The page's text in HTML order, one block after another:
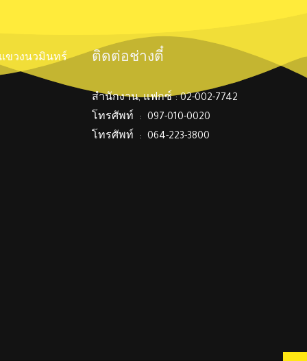
แขวงนวมินทร์ ติดต่อช่างตี๋
สำนักงาน, แฟกซ์ : 02-002-7742
โทรศัพท์ : 097-010-0020
โทรศัพท์ : 064-223-3800